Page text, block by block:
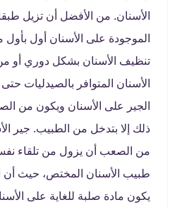
الأسنان. من الأفضل أن تزيل
الموجودة على الأسنان أول
تنظيف الأسنان بشكل دوري أو
الأسنان المتوافر بالصيدليات حتى
الجير على الأسنان ويكون من
ذلك إلا بتدخل من الطبيب. جير
من الصعب أن يزول من تلقاء
طبيب الأسنان المختص، حيث أن
يكون مادة صلبة للغاية على